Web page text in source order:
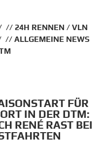
24H RENNEN / VLN
ALLGEMEINE NEWS
FÜR
IN DER DTM:
RENÉ RAST BEI